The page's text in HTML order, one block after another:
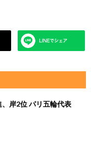
岸2位 パリ五輪代表